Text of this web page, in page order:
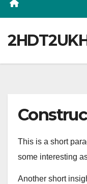
This is a short
some interesting
Another short